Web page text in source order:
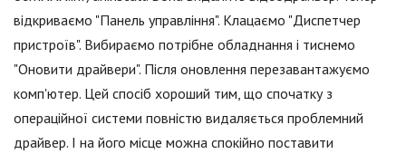
відкриваємо "Панель управління". Клацаємо "Диспетчер
пристроїв". Вибираємо потрібне обладнання і тиснемо
"Оновити драйвери". Після оновлення перезавантажуємо
комп'ютер. Цей спосіб хороший тим, що спочатку з
операційної системи повністю видаляється проблемний
драйвер. І на його місце можна спокійно поставити